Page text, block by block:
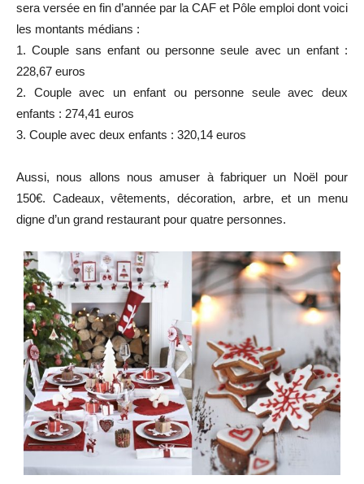
sera versée en fin d’année par la CAF et Pôle emploi dont voici
les montants médians :
1. Couple sans enfant ou personne seule avec un enfant :
228,67 euros
2. Couple avec un enfant ou personne seule avec deux
enfants : 274,41 euros
3. Couple avec deux enfants : 320,14 euros
Aussi, nous allons nous amuser à fabriquer un Noël pour
150€. Cadeaux, vêtements, décoration, arbre, et un menu
digne d’un grand restaurant pour quatre personnes.